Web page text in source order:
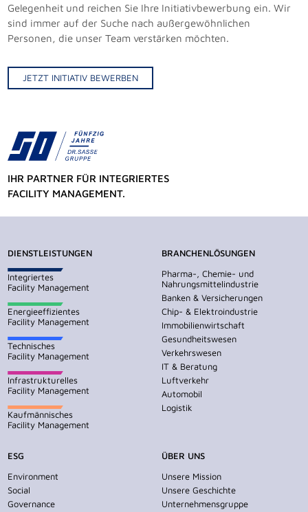
Gelegenheit und reichen Sie Ihre Initiativbewerbung ein. Wir
sind immer auf der Suche nach außergewöhnlichen
Personen, die unser Team verstärken möchten.
JETZT INITIATIV BEWERBEN
IHR PARTNER FÜR INTEGRIERTES
FACILITY MANAGEMENT.
DIENSTLEISTUNGEN
Integriertes
Facility Management
Energieeffizientes
Facility Management
Technisches
Facility Management
Infrastrukturelles
Facility Management
Kaufmännisches
Facility Management
BRANCHENLÖSUNGEN
Pharma-, Chemie- und
Nahrungsmittelindustrie
Banken & Versicherungen
Chip- & Elektroindustrie
Immobilienwirtschaft
Gesundheitswesen
Verkehrswesen
IT & Beratung
Luftverkehr
Automobil
Logistik
ESG
Environment
Social
Governance
ÜBER UNS
Unsere Mission
Unsere Geschichte
Unternehmensgruppe